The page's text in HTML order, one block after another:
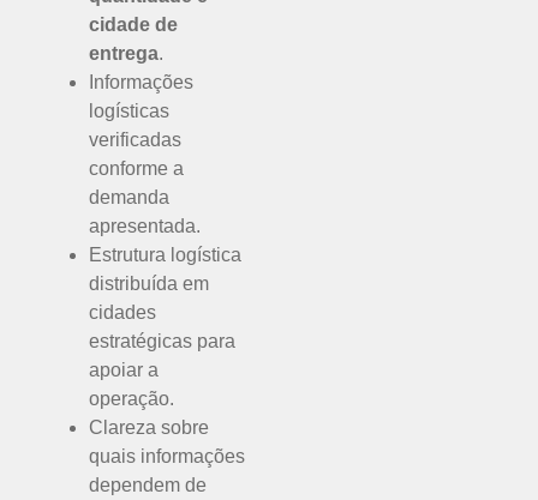
cidade de
entrega.
Informações
logísticas
verificadas
conforme a
demanda
apresentada.
Estrutura logística
distribuída em
cidades
estratégicas para
apoiar a
operação.
Clareza sobre
quais informações
dependem de